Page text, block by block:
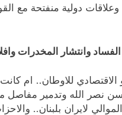
دولية منفتحة مع
وانتشار المخدرات
الاقتصادي للاوطان.. ام
نصر الله وتدمير مفاصل
لايران بلبنان..